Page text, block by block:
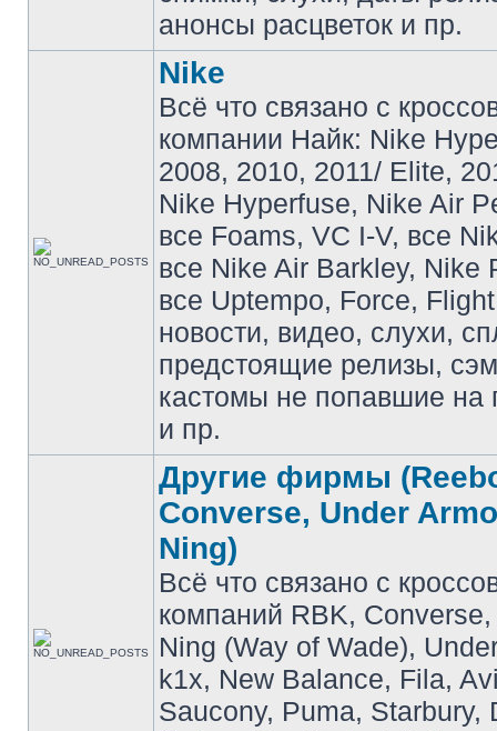
анонсы расцветок и пр.
Nike
Всё что связано с
компании Найк: Nike
2008, 2010, 2011/ Elite,
Nike Hyperfuse, Nike Air
все Foams, VC I-V, все
все Nike Air Barkley, Nike
все Uptempo, Force,
новости, видео, слухи,
предстоящие релизы,
кастомы не попавшие на
и пр.
Другие фирмы
Converse, Under
Ning)
Всё что связано с
компаний RBK,
Ning (Way of Wade),
k1x, New Balance, Fila,
Saucony, Puma, Starbury,